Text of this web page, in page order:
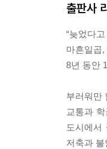
출판사
“늦었다
마흔일곱,
8년 동안
부러워만
교통과
도시에서
저축과 불